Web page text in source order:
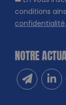
conditions
confidentialité.
NOTRE